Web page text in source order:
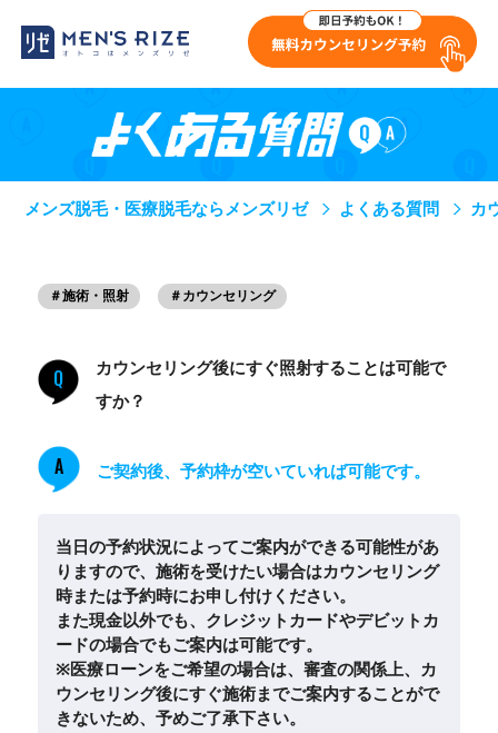
メンズ脱毛・医療脱毛ならメンズリゼ よくある質問 カ
＃施術・照射 ＃カウンセリング
Q
カウンセリング後にすぐ照射することは可能で
すか？
A ご契約後、予約枠が空いていれば可能です。
当日の予約状況によってご案内ができる可能性があ
りますので、施術を受けたい場合はカウンセリング
時または予約時にお申し付けください。
また現金以外でも、クレジットカードやデビットカ
ードの場合でもご案内は可能です。
※医療ローンをご希望の場合は、審査の関係上、カ
ウンセリング後にすぐ施術までご案内することがで
きないため、予めご了承下さい。